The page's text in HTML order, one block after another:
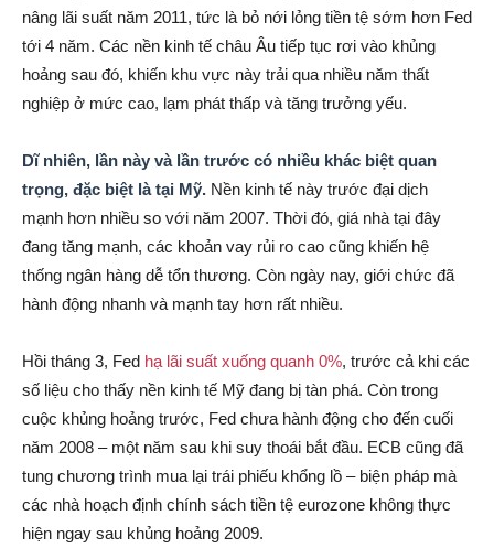
nâng lãi suất năm 2011, tức là bỏ nới lỏng tiền tệ sớm hơn Fed
tới 4 năm. Các nền kinh tế châu Âu tiếp tục rơi vào khủng
hoảng sau đó, khiến khu vực này trải qua nhiều năm thất
nghiệp ở mức cao, lạm phát thấp và tăng trưởng yếu.
Dĩ nhiên, lần này và lần trước có nhiều khác biệt quan
trọng, đặc biệt là tại Mỹ. Nền kinh tế này trước đại dịch
mạnh hơn nhiều so với năm 2007. Thời đó, giá nhà tại đây
đang tăng mạnh, các khoản vay rủi ro cao cũng khiến hệ
thống ngân hàng dễ tổn thương. Còn ngày nay, giới chức đã
hành động nhanh và mạnh tay hơn rất nhiều.
Hồi tháng 3, Fed hạ lãi suất xuống quanh 0%, trước cả khi các
số liệu cho thấy nền kinh tế Mỹ đang bị tàn phá. Còn trong
cuộc khủng hoảng trước, Fed chưa hành động cho đến cuối
năm 2008 – một năm sau khi suy thoái bắt đầu. ECB cũng đã
tung chương trình mua lại trái phiếu khổng lồ – biện pháp mà
các nhà hoạch định chính sách tiền tệ eurozone không thực
hiện ngay sau khủng hoảng 2009.